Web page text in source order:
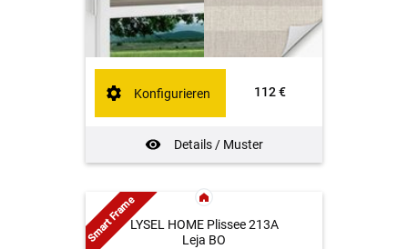
112 €
Details / Muster
Konfigurieren
LYSEL HOME Plissee 213A
Leja BO
Smart Frame